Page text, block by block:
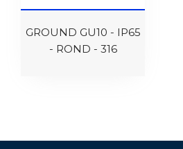
GROUND GU10 - IP65
- ROND - 316